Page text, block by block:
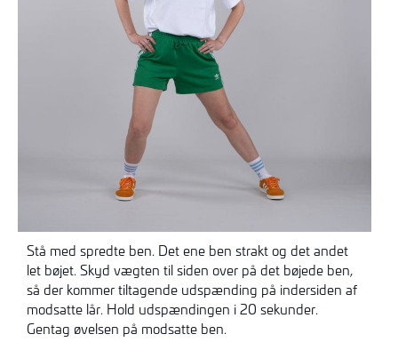
Stå med spredte ben. Det ene ben strakt og det andet
let bøjet. Skyd vægten til siden over på det bøjede ben,
så der kommer tiltagende udspænding på indersiden af
modsatte lår. Hold udspændingen i 20 sekunder.
Gentag øvelsen på modsatte ben.